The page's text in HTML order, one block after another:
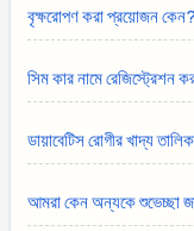
বৃক্ষরোপণ করা প্রয়োজন কেন?
সিম কার নামে রেজিস্ট্রেশন
ডায়াবেটিস রোগীর খাদ্য
আমরা কেন অন্যকে শুভেচ্ছা